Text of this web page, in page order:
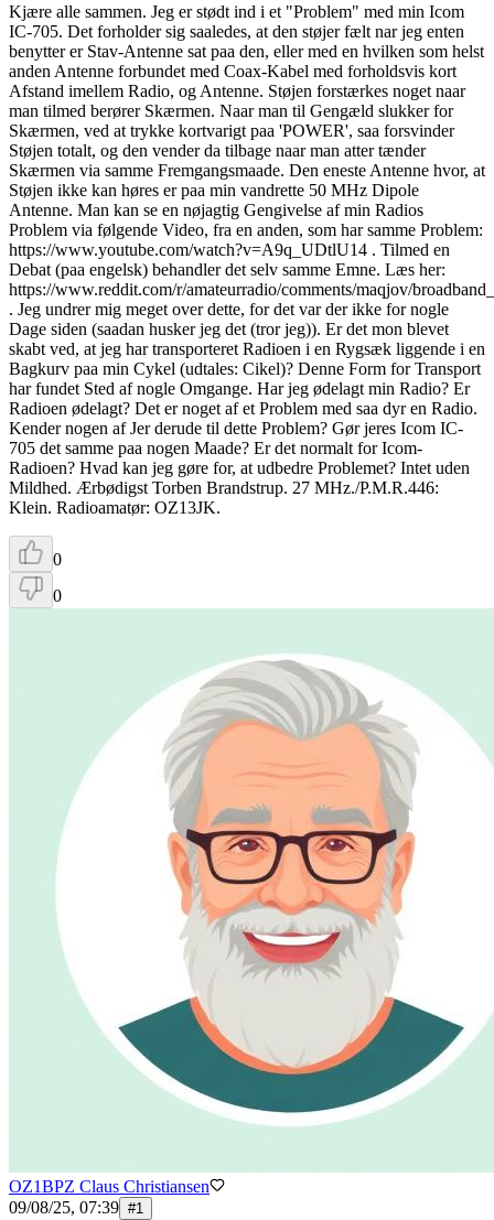
Kjære alle sammen. Jeg er stødt ind i et "Problem" med min Icom
IC-705. Det forholder sig saaledes, at den støjer fælt nar jeg enten
benytter er Stav-Antenne sat paa den, eller med en hvilken som helst
anden Antenne forbundet med Coax-Kabel med forholdsvis kort
Afstand imellem Radio, og Antenne. Støjen forstærkes noget naar
man tilmed berører Skærmen. Naar man til Gengæld slukker for
Skærmen, ved at trykke kortvarigt paa 'POWER', saa forsvinder
Støjen totalt, og den vender da tilbage naar man atter tænder
Skærmen via samme Fremgangsmaade. Den eneste Antenne hvor, at
Støjen ikke kan høres er paa min vandrette 50 MHz Dipole
Antenne. Man kan se en nøjagtig Gengivelse af min Radios
Problem via følgende Video, fra en anden, som har samme Problem:
https://www.youtube.com/watch?v=A9q_UDtlU14 . Tilmed en
Debat (paa engelsk) behandler det selv samme Emne. Læs her:
https://www.reddit.com/r/amateurradio/comments/maqjov/
. Jeg undrer mig meget over dette, for det var der ikke for nogle
Dage siden (saadan husker jeg det (tror jeg)). Er det mon blevet
skabt ved, at jeg har transporteret Radioen i en Rygsæk liggende i en
Bagkurv paa min Cykel (udtales: Cikel)? Denne Form for Transport
har fundet Sted af nogle Omgange. Har jeg ødelagt min Radio? Er
Radioen ødelagt? Det er noget af et Problem med saa dyr en Radio.
Kender nogen af Jer derude til dette Problem? Gør jeres Icom IC-
705 det samme paa nogen Maade? Er det normalt for Icom-
Radioen? Hvad kan jeg gøre for, at udbedre Problemet? Intet uden
Mildhed. Ærbødigst Torben Brandstrup. 27 MHz./P.M.R.446:
Klein. Radioamatør: OZ13JK.
0
0
OZ1BPZ Claus Christiansen
09/08/25, 07:39 #1